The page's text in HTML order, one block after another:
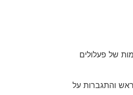
והתגברות על